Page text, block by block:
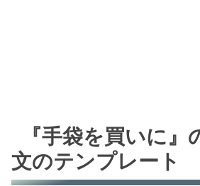
『手袋を買いに』
文のテンプレート